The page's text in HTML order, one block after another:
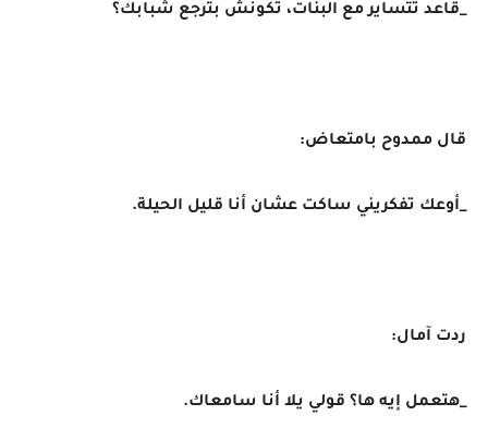
_قاعد تتساير مع البنات، تكونش بترجع شبابك؟
قال ممدوح بامتعاض:
_أوعك تفكريني ساكت عشان أنا قليل الحيلة.
ردت آمال:
_هتعمل إيه ها؟ قولي يلا أنا سامعاك.